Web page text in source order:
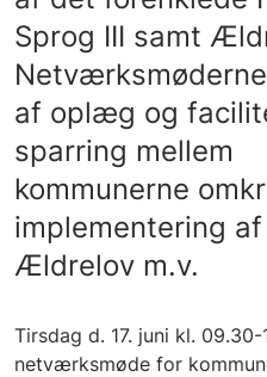
Sprog III samt
af oplæg og
sparring mellem
kommunerne
implementering af
Ældrelov m.v.
Tirsdag d. 17. juni kl.
netværksmøde for